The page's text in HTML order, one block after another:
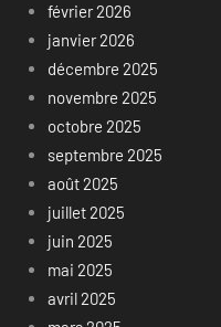
février 2026
janvier 2026
décembre 2025
novembre 2025
octobre 2025
septembre 2025
août 2025
juillet 2025
juin 2025
mai 2025
avril 2025